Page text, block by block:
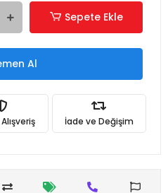
Sepete Ekle
Al
İade ve Değişim